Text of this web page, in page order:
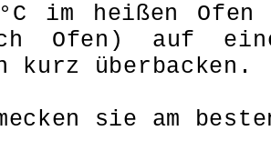
im heißen Ofen
Ofen) auf
kurz überbacken.
sie am